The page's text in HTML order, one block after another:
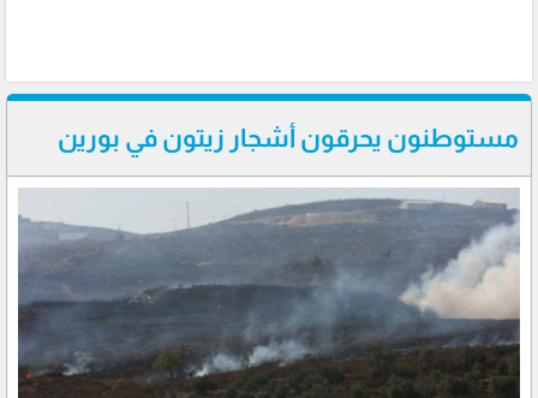
مستوطنون يحرقون أشجار زيتون في بورين